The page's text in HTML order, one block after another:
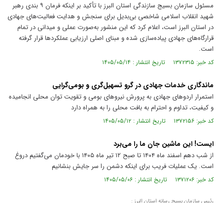
مسئول سازمان بسیج سازندگی استان البرز با تأکید بر اینکه فرمان ۹ بندی رهبر
شهید انقلاب اسلامی شاخصی بی‌بدیل برای سنجش و هدایت فعالیت‌های جهادی
در استان البرز است، اعلام کرد که این منشور به‌صورت عملی و میدانی در تمام
قرارگاه‌های جهادی پیاده‌سازی شده و مبنای اصلی ارزیابی عملکردها قرار گرفته
است.
کد خبر: ۱۳۷۲۳۱۵ تاریخ انتشار : ۱۴۰۵/۰۵/۱۴
ماندگاری خدمات جهادی در گرو تسهیل‌گری و بومی‌گرایی
استمرار اردو‌های جهادی به پرورش نیرو‌های بومی و تقویت توان محلی انجامیده
و کیفیت، تداوم و احترام به بافت محلی را به همراه دارد
کد خبر: ۱۳۷۲۱۵۶ تاریخ انتشار : ۱۴۰۵/۰۵/۱۲
ایست! این ماشین جان ما را می‌برد
از شب دهم اسفند ماه ۱۴۰۴ تا صبح ۱۲ تیر ماه ۱۴۰۵ با خودمان می‌گفتیم دروغ
است. یک عملیات فریب برای اینکه دشمن را سر جایش بنشانیم
کد خبر: ۱۳۷۱۲۰۶ تاریخ انتشار : ۱۴۰۵/۰۵/۰۶
رئیس سازمان بسیج رسانه استان البرز :